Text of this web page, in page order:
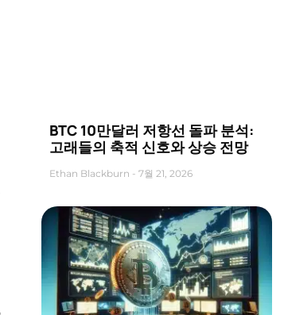
BTC 10만달러 저항선 돌파 분석:
고래들의 축적 신호와 상승 전망
Ethan Blackburn 7월 21, 2026